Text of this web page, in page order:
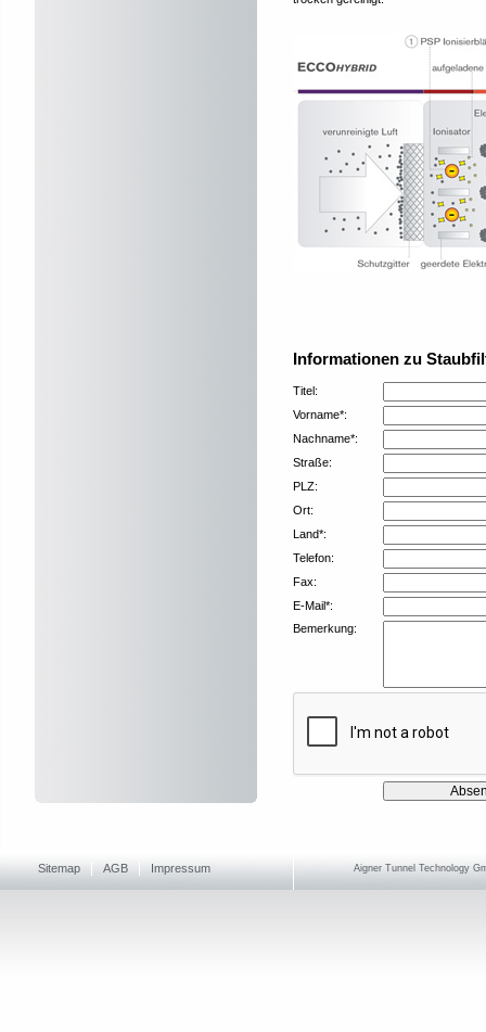
Sitemap AGB Impressum Aigner Tunnel Technology
Informationen zu
Titel:
Vorname*:
Nachname*:
Straße:
PLZ:
Ort:
Land*:
Telefon:
Fax:
E-Mail*:
Bemerkung: